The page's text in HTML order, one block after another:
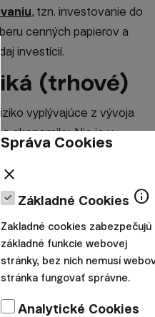
, tzn. investovanie do
cenných papierov a
investícií.
(trhové)
vyplývajúce z vývoja
ekonomiky. Nie je v
miere ovplyvniť.
expanzie a korekcie,
zahrnúť všeobecnú
indexov,
politické riziká (menová i
rizikami sú
Správa Cookies
close
Základné Cookies info
Zakladné cookies zabezpečujú
základné funkcie webovej
stránky, bez nich nemusí
stránka fungovať správne.
Analytické Cookies